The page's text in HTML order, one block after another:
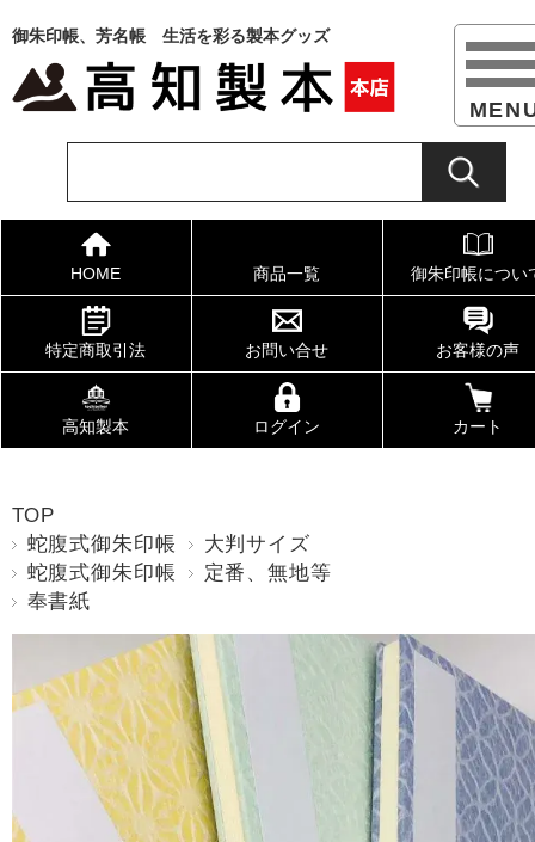
御朱印帳、芳名帳 生活を彩る製本グッズ
HOME 商品一覧 御朱印帳につい
特定商取引法 お問い合せ お客様の声
高知製本 ログイン カート
TOP
蛇腹式御朱印帳
大判サイズ
蛇腹式御朱印帳
定番、無地等
奉書紙